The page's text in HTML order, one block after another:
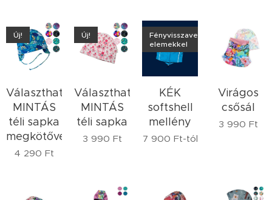
Választható
MINTÁS
téli sapka
megkötővel
Új!
4 290 Ft
Választható
MINTÁS
téli sapka
Új!
3 990 Ft
KÉK
softshell
mellény
Fényvisszaverő
elemekkel
7 900 Ft-tól
Virágos
csősál
3 990 Ft